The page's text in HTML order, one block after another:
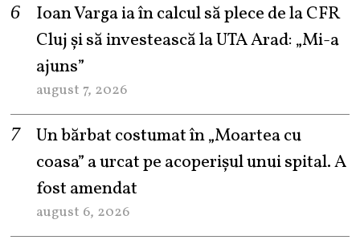
Ioan Varga ia în calcul să plece de la CFR
Cluj și să investească la UTA Arad: „Mi-a
ajuns”
august 7, 2026
Un bărbat costumat în „Moartea cu
coasa” a urcat pe acoperișul unui spital. A
fost amendat
august 6, 2026